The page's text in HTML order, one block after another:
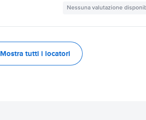
Nessuna valutazione
Mostra tutti i locatori